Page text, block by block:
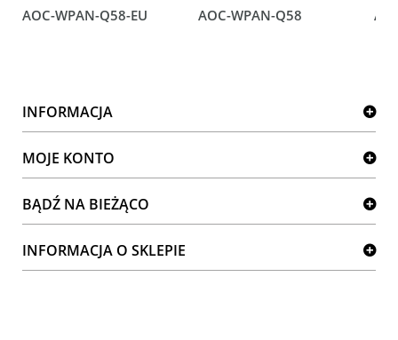
AOC-WPAN-Q58-EU AOC-WPAN-Q58
INFORMACJA
MOJE KONTO
BĄDŹ NA BIEŻĄCO
INFORMACJA O SKLEPIE